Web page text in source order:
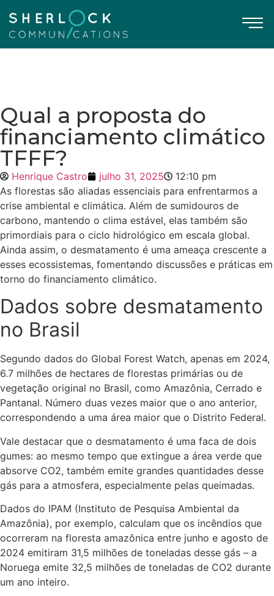
Qual a proposta do
financiamento climático
TFFF?
Henrique Castro julho 31, 2025
12:10 pm
As florestas são aliadas essenciais para enfrentarmos a
crise ambiental e climática. Além de sumidouros de
carbono, mantendo o clima estável, elas também são
primordiais para o ciclo hidrológico em escala global.
Ainda assim, o desmatamento é uma ameaça crescente a
esses ecossistemas, fomentando discussões e práticas em
torno do financiamento climático.
Dados sobre desmatamento
no Brasil
Segundo dados do Global Forest Watch, apenas em 2024,
6.7 milhões de hectares de florestas primárias ou de
vegetação original no Brasil, como Amazônia, Cerrado e
Pantanal. Número duas vezes maior que o ano anterior,
correspondendo a uma área maior que o Distrito Federal.
Vale destacar que o desmatamento é uma faca de dois
gumes: ao mesmo tempo que extingue a área verde que
absorve CO2, também emite grandes quantidades desse
gás para a atmosfera, especialmente pelas queimadas.
Dados do IPAM (Instituto de Pesquisa Ambiental da
Amazônia), por exemplo, calculam que os incêndios que
ocorreram na floresta amazônica entre junho e agosto de
2024 emitiram 31,5 milhões de toneladas desse gás – a
Noruega emite 32,5 milhões de toneladas de CO2 durante
um ano inteiro.